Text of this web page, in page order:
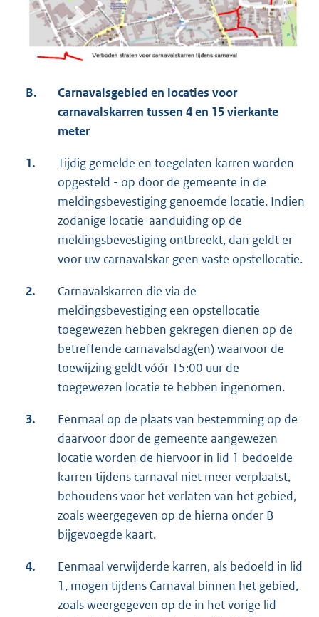
B.
Carnavalsgebied en locaties voor
carnavalskarren tussen 4 en 15 vierkante
meter
1.
Tijdig gemelde en toegelaten karren worden
opgesteld - op door de gemeente in de
meldingsbevestiging genoemde locatie. Indien
zodanige locatie-aanduiding op de
meldingsbevestiging ontbreekt, dan geldt er
voor uw carnavalskar geen vaste opstellocatie.
2.
Carnavalskarren die via de
meldingsbevestiging een opstellocatie
toegewezen hebben gekregen dienen op de
betreffende carnavalsdag(en) waarvoor de
toewijzing geldt vóór 15:00 uur de
toegewezen locatie te hebben ingenomen.
3.
Eenmaal op de plaats van bestemming op de
daarvoor door de gemeente aangewezen
locatie worden de hiervoor in lid 1 bedoelde
karren tijdens carnaval niet meer verplaatst,
behoudens voor het verlaten van het gebied,
zoals weergegeven op de hierna onder B
bijgevoegde kaart.
4.
Eenmaal verwijderde karren, als bedoeld in lid
1, mogen tijdens Carnaval binnen het gebied,
zoals weergegeven op de in het vorige lid